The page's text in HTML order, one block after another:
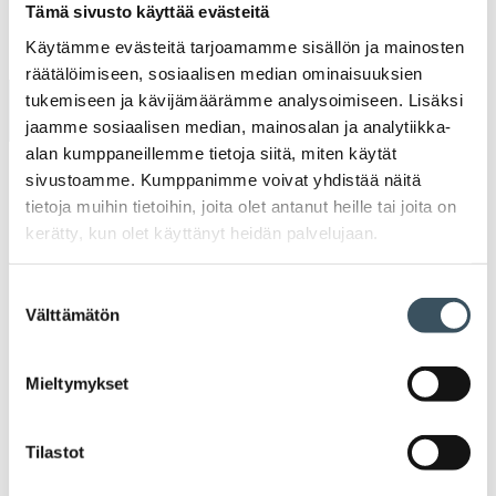
Tämä sivusto käyttää evästeitä
Käytämme evästeitä tarjoamamme sisällön ja mainosten
räätälöimiseen, sosiaalisen median ominaisuuksien
tukemiseen ja kävijämäärämme analysoimiseen. Lisäksi
jaamme sosiaalisen median, mainosalan ja analytiikka-
alan kumppaneillemme tietoja siitä, miten käytät
sivustoamme. Kumppanimme voivat yhdistää näitä
tietoja muihin tietoihin, joita olet antanut heille tai joita on
kerätty, kun olet käyttänyt heidän palvelujaan.
valinta
Välttämätön
Mieltymykset
Tilastot
Uutiset
Tiedotteet
Blogit
Lausunnot